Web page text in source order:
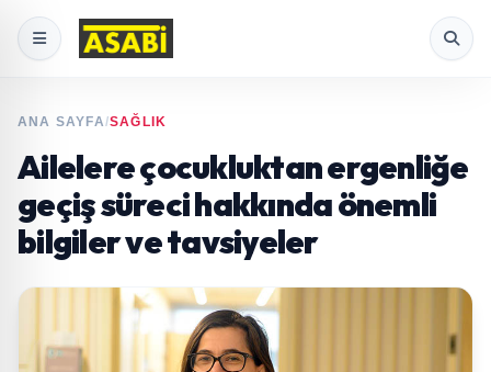
ANA SAYFA/SAĞLIK
Ailelere çocukluktan ergenliğe
geçiş süreci hakkında önemli
bilgiler ve tavsiyeler